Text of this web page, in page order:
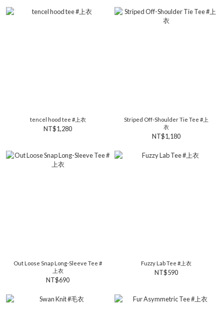
tencel hood tee #上衣
NT$1,280
Striped Off-Shoulder Tie Tee #上
衣
NT$1,180
Out Loose Snap Long-Sleeve Tee #
上衣
NT$690
Fuzzy Lab Tee #上衣
NT$590